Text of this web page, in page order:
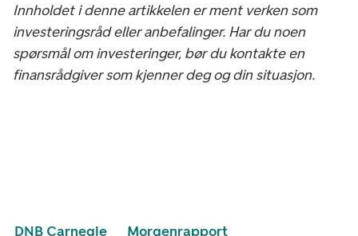
Innholdet i denne artikkelen er ment verken som
investeringsråd eller anbefalinger. Har du noen
spørsmål om investeringer, bør du kontakte en
finansrådgiver som kjenner deg og din situasjon.
DNB Carnegie Morgenrapport